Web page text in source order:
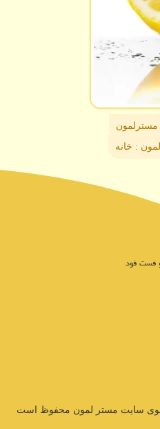
مسترلمون
: خانه
و فست فود
سایت مستر لمون محفوظ است